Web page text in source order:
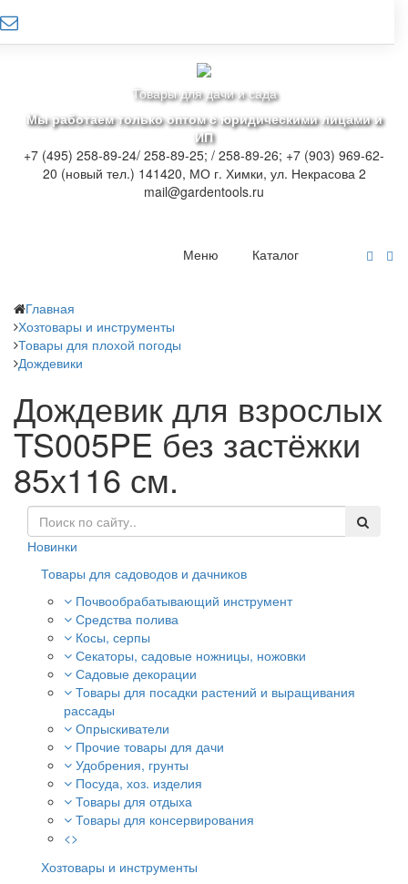
Товары для дачи и сада
Мы работаем только оптом с юридическими лицами и
ИП
+7 (495) 258-89-24/ 258-89-25; / 258-89-26; +7 (903) 969-62-
20 (новый тел.) 141420, МО г. Химки, ул. Некрасова 2
mail@gardentools.ru
Каталог
Меню
Главная
Хозтовары и инструменты
Товары для плохой погоды
Дождевики
Дождевик для взрослых
TS005PE без застёжки
85х116 см.
Новинки
Товары для садоводов и дачников
Почвообрабатывающий инструмент
Средства полива
Косы, серпы
Секаторы, садовые ножницы, ножовки
Садовые декорации
Товары для посадки растений и выращивания
рассады
Опрыскиватели
Прочие товары для дачи
Удобрения, грунты
Посуда, хоз. изделия
Товары для отдыха
Товары для консервирования
<>
Хозтовары и инструменты